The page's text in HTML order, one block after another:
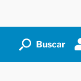
Buscar